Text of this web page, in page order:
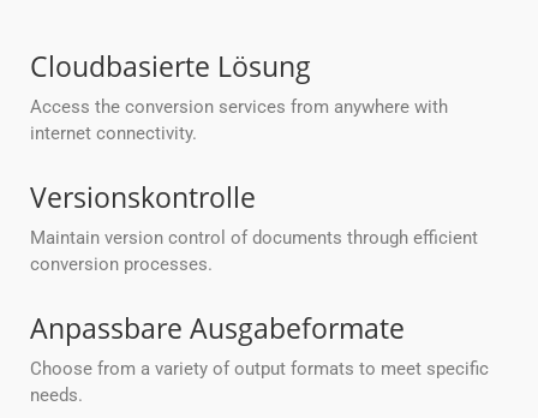
Cloudbasierte Lösung
Access the conversion services from anywhere with
internet connectivity.
Versionskontrolle
Maintain version control of documents through efficient
conversion processes.
Anpassbare Ausgabeformate
Choose from a variety of output formats to meet specific
needs.